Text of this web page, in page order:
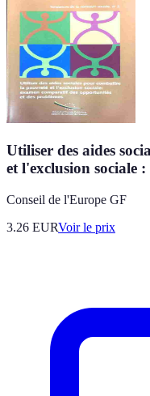
Utiliser des aides
et l'exclusion sociale
Conseil de l'Europe GF
3.26 EURVoir le prix